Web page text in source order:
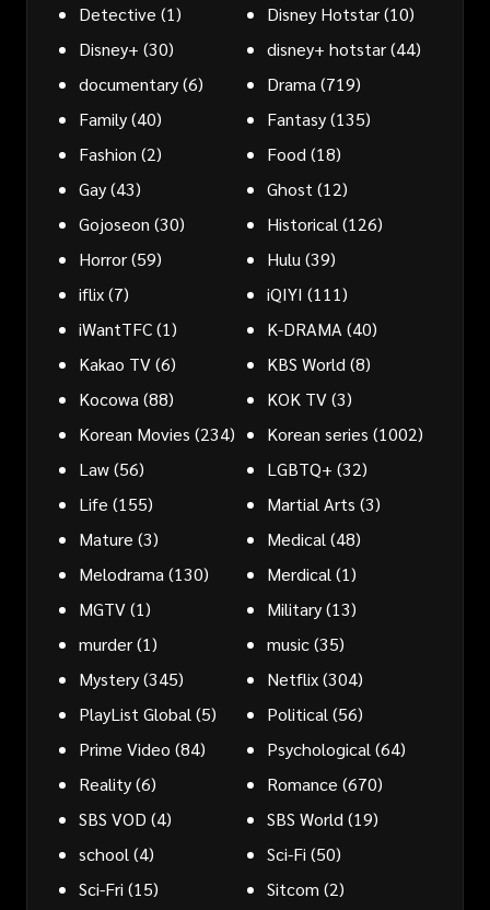
Detective (1) Disney Hotstar(10)
Disney+ (30) disney+ hotstar(44)
documentary(6) Drama (719)
Family(40) Fantasy(135)
Fashion (2) Food (18)
Gay(43) Ghost (12)
Gojoseon (30) Historical (126)
Horror(59) Hulu (39)
iflix(7) iQIYI (111)
iWantTFC(1) K-DRAMA (40)
Kakao TV(6) KBS World (8)
Kocowa (88) KOK TV(3)
Korean Movies (234) Korean series (1002)
Law(56) LGBTQ+ (32)
Life (155) Martial Arts (3)
Mature (3) Medical (48)
Melodrama (130) Merdical (1)
MGTV(1) Military(13)
murder(1) music(35)
Mystery(345) Netflix(304)
PlayList Global (5) Political (56)
Prime Video (84) Psychological (64)
Reality(6) Romance (670)
SBS VOD (4) SBS World (19)
school (4) Sci-Fi (50)
Sci-Fri (15) Sitcom (2)